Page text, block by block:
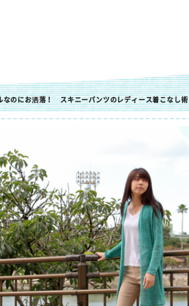
なのにお洒落！ スキニーパンツのレディース着こなし術